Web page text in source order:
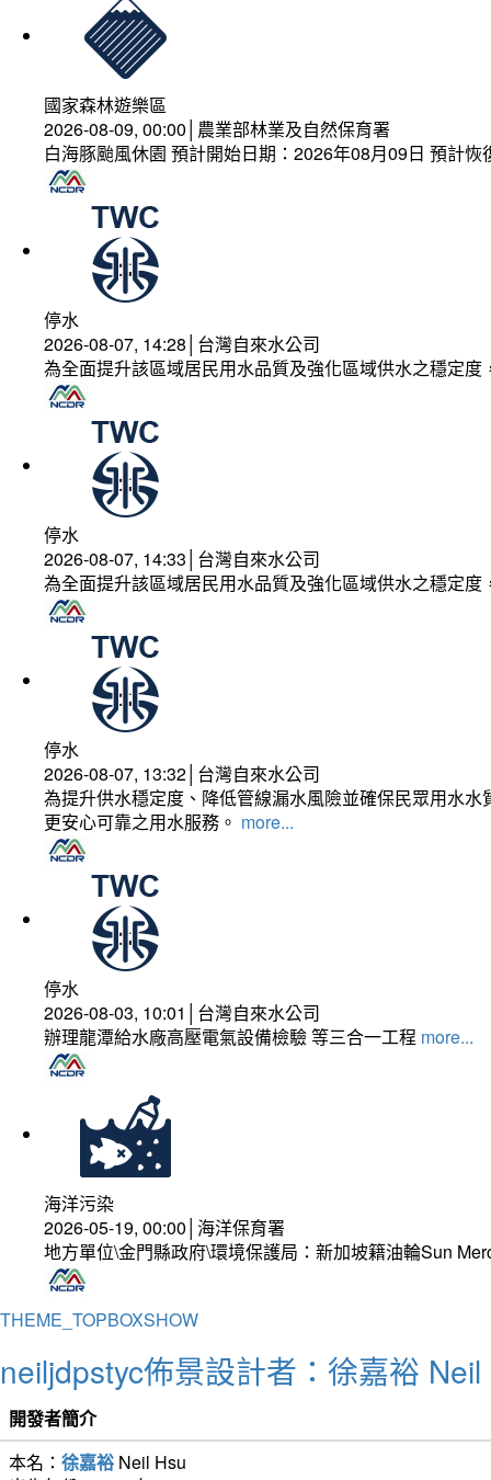
國家森林遊樂區
2026-08-09, 00:00│農業部林業及自然保育署
白海豚颱風休園 預計開始日期：2026年08月09日 預計
停水
2026-08-07, 14:28│台灣自來水公司
為全面提升該區域居民用水品質及強化區域供水之穩定
停水
2026-08-07, 14:33│台灣自來水公司
為全面提升該區域居民用水品質及強化區域供水之穩定
停水
2026-08-07, 13:32│台灣自來水公司
為提升供水穩定度、降低管線漏水風險並確保民眾用水
更安心可靠之用水服務。 more...
停水
2026-08-03, 10:01│台灣自來水公司
辦理龍潭給水廠高壓電氣設備檢驗 等三合一工程 more...
海洋污染
2026-05-19, 00:00│海洋保育署
地方單位\金門縣政府\環境保護局：新加坡籍油輪Sun
THEME_TOPBOXSHOW
neiljdpstyc佈景設計者：徐嘉裕
開發者簡介
本名： 徐嘉裕 Neil Hsu